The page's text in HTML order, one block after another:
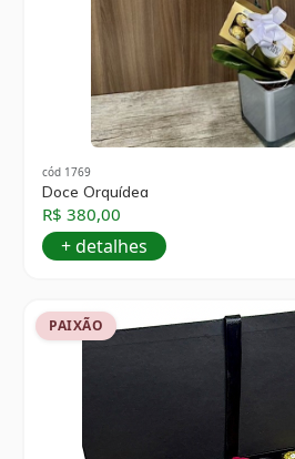
cód 1769
Doce Orquídea
R$ 380,00
+ detalhes
PAIXÃO